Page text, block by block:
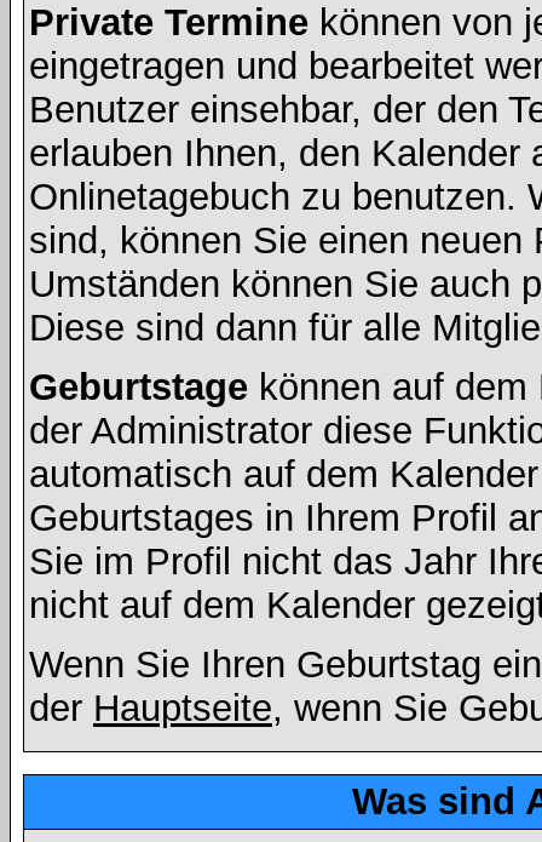
Private Termine können von
eingetragen und bearbeitet
Benutzer einsehbar, der den
erlauben Ihnen, den
Onlinetagebuch zu benutzen.
sind, können Sie einen neuen
Umständen können Sie auch
Diese sind dann für alle
Geburtstage können auf
der Administrator diese
automatisch auf dem
Geburtstages in Ihrem Profil
Sie im Profil nicht das Jahr
nicht auf dem Kalender
Wenn Sie Ihren Geburtstag
der Hauptseite, wenn Sie
Was sind